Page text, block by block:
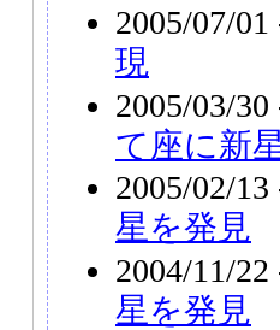
2005/07/01
現
2005/03/30
て座に新
2005/02/13
星を発見
2004/11/22
星を発見